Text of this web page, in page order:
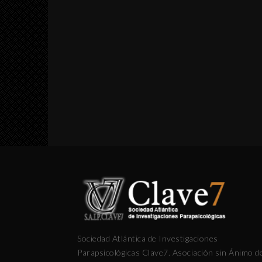
Sociedad Atlántica de Investigaciones
Parapsicológicas Clave7. Asociación sin Ánimo